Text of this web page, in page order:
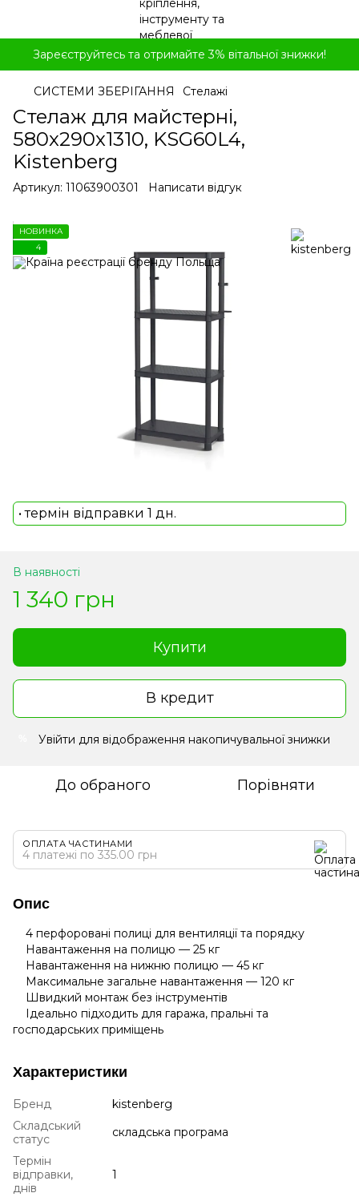
Зареєструйтесь та отримайте 3% вітальної знижки!
СИСТЕМИ ЗБЕРІГАННЯ Стелажі
Стелаж для майстерні,
580x290x1310, KSG60L4,
Kistenberg
Артикул: 11063900301 Написати відгук
НОВИНКА
4
• термін відправки 1 дн.
В наявності
1 340 грн
Купити
В кредит
Увійти для відображення накопичувальної знижки
До обраного Порівняти
ОПЛАТА ЧАСТИНАМИ
4 платежі по 335.00 грн
Опис
4 перфоровані полиці для вентиляції та порядку
Навантаження на полицю — 25 кг
Навантаження на нижню полицю — 45 кг
Максимальне загальне навантаження — 120 кг
Швидкий монтаж без інструментів
Ідеально підходить для гаража, пральні та
господарських приміщень
Характеристики
Бренд
kistenberg
Складський
статус
складська програма
Термін
відправки,
днів
1